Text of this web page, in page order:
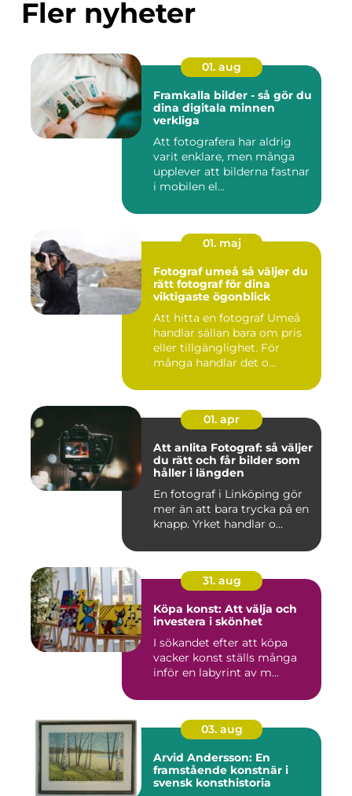
Fler nyheter
01. aug
Framkalla bilder - så gör du
dina digitala minnen
verkliga
Att fotografera har aldrig
varit enklare, men många
upplever att bilderna fastnar
i mobilen el...
01. maj
Fotograf umeå så väljer du
rätt fotograf för dina
viktigaste ögonblick
Att hitta en fotograf Umeå
handlar sällan bara om pris
eller tillgänglighet. För
många handlar det o...
01. apr
Att anlita Fotograf: så väljer
du rätt och får bilder som
håller i längden
En fotograf i Linköping gör
mer än att bara trycka på en
knapp. Yrket handlar o...
31. aug
Köpa konst: Att välja och
investera i skönhet
I sökandet efter att köpa
vacker konst ställs många
inför en labyrint av m...
03. aug
Arvid Andersson: En
framstående konstnär i
svensk konsthistoria